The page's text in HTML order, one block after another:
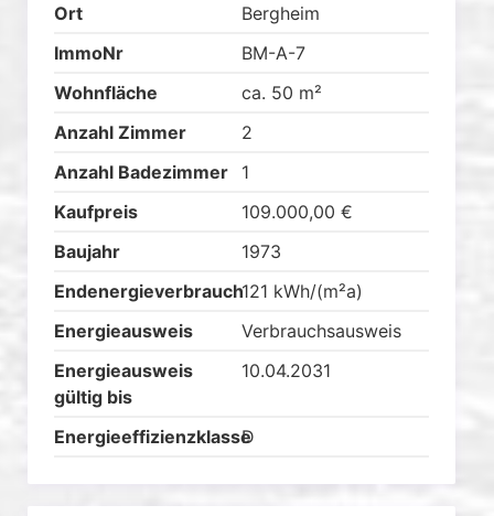
Ort
Bergheim
ImmoNr
BM-A-7
Wohnfläche
ca. 50 m²
Anzahl Zimmer
2
Anzahl Badezimmer
1
Kaufpreis
109.000,00 €
Baujahr
1973
Endenergieverbrauch121 kWh/(m²a)
Energieausweis
Verbrauchsausweis
Energieausweis
gültig bis
10.04.2031
Energieeffizienzklasse
D